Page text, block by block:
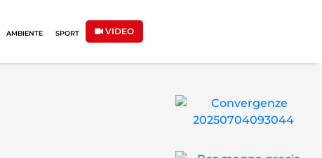
AMBIENTE SPORT VIDEO